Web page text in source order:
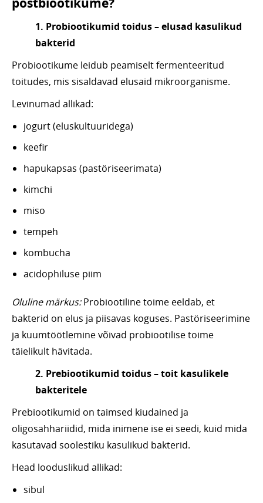
1. Probiootikumid toidus – elusad kasulikud
bakterid
Probiootikume leidub peamiselt fermenteeritud
toitudes, mis sisaldavad elusaid mikroorganisme.
Levinumad allikad:
jogurt (eluskultuuridega)
keefir
hapukapsas (pastöriseerimata)
kimchi
miso
tempeh
kombucha
acidophiluse piim
Oluline märkus:Probiootiline toime eeldab, et
bakterid on elus ja piisavas koguses. Pastöriseerimine
ja kuumtöötlemine võivad probiootilise toime
täielikult hävitada.
2. Prebiootikumid toidus – toit kasulikele
bakteritele
Prebiootikumid on taimsed kiudained ja
oligosahhariidid, mida inimene ise ei seedi, kuid mida
kasutavad soolestiku kasulikud bakterid.
Head looduslikud allikad:
sibul